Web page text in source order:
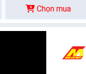
Chọn mua